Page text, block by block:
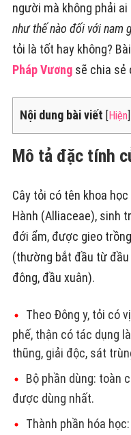
người mà không phải
như thế nào đối với nam
tỏi là tốt hay không?
Pháp Vươngsẽ chia sẻ
Nội dung bài viết Hiện
Mô tả đặc tính
Cây tỏi có tên khoa
Hành (Alliaceae), sinh
đới ẩm, được gieo
(thường bắt đầu từ
đông, đầu xuân).
Theo Đông y, tỏi có
phế, thận có tác dụng
thũng, giải độc, sát
Bộ phần dùng: toàn
được dùng nhất.
Thành phần hóa